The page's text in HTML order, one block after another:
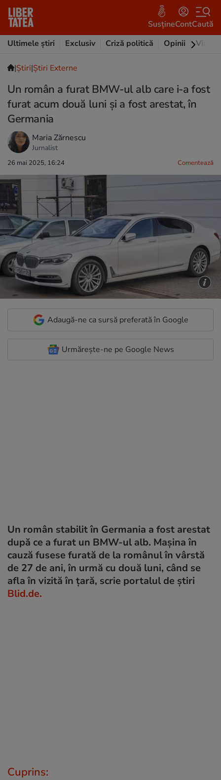
SusțineContCaută
Ultimele știri
Exclusiv Criză politică Opinii Video
|Ştiri|Știri Externe
Un român a furat BMW-ul alb care i-a fost
furat acum două luni și a fost arestat, în
Germania
Maria Zărnescu
Jurnalist
26 mai 2025, 16:24 Comentează
Adaugă-ne ca sursă preferată în Google
Urmărește-ne pe Google News
Un român stabilit în Germania a fost arestat
după ce a furat un BMW-ul alb. Mașina în
cauză fusese furată de la românul în vârstă
de 27 de ani, în urmă cu două luni, când se
afla în vizită în țară, scrie portalul de știri
Blid.de.
Cuprins: